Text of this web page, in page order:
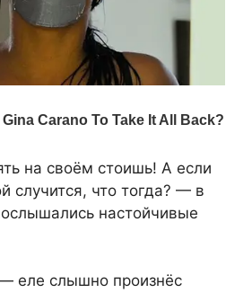
на своём стоишь! А если
случится, что тогда? — в
настойчивые
еле слышно произнёс